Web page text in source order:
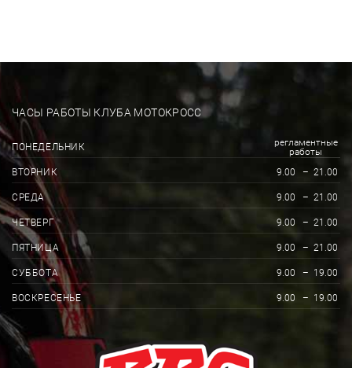
ЧАСЫ РАБОТЫ КЛУБА МОТОКРОСС
ПОНЕДЕЛЬНИК
регламентные
работы
ВТОРНИК
9.00 – 21.00
СРЕДА 9.00 – 21.00
ЧЕТВЕРГ 9.00 – 21.00
ПЯТНИЦА 9.00 – 21.00
СУББОТА 9.00 – 19.00
ВОСКРЕСЕНЬЕ 9.00 – 19.00